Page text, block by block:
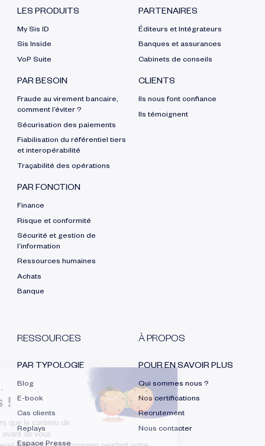
LES PRODUITS
My Sis ID
Sis Inside
VoP Suite
PAR BESOIN
Fraude au virement bancaire,
comment l’éviter ?
Sécurisation des paiements
Fiabilisation du référentiel tiers
et interopérabilité
Traçabilité des opérations
PAR FONCTION
Finance
Risque et conformité
Sécurité et gestion de
l’information
Ressources humaines
Achats
Banque
PARTENAIRES
Éditeurs et Intégrateurs
Banques et assurances
Cabinets de conseils
CLIENTS
Ils nous font confiance
Ils témoignent
RESSOURCES
PAR TYPOLOGIE
Blog
E-book
Cas clients
Replays
À PROPOS
POUR EN SAVOIR PLUS
Qui sommes nous ?
Nos certifications
Recrutement
Nous contacter